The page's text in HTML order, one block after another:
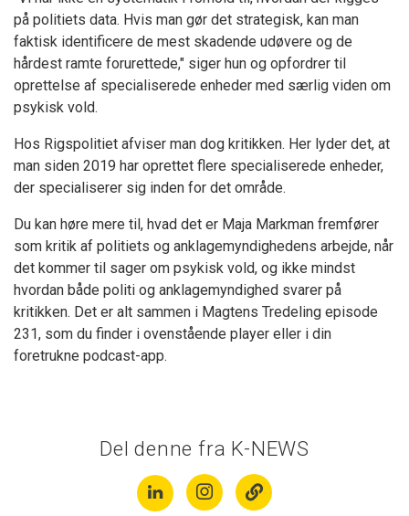
på politiets data. Hvis man gør det strategisk, kan man
faktisk identificere de mest skadende udøvere og de
hårdest ramte forurettede," siger hun og opfordrer til
oprettelse af specialiserede enheder med særlig viden om
psykisk vold.
Hos Rigspolitiet afviser man dog kritikken. Her lyder det, at
man siden 2019 har oprettet flere specialiserede enheder,
der specialiserer sig inden for det område.
Du kan høre mere til, hvad det er Maja Markman fremfører
som kritik af politiets og anklagemyndighedens arbejde, når
det kommer til sager om psykisk vold, og ikke mindst
hvordan både politi og anklagemyndighed svarer på
kritikken. Det er alt sammen i Magtens Tredeling episode
231, som du finder i ovenstående player eller i din
foretrukne podcast-app.
Del denne fra K-NEWS